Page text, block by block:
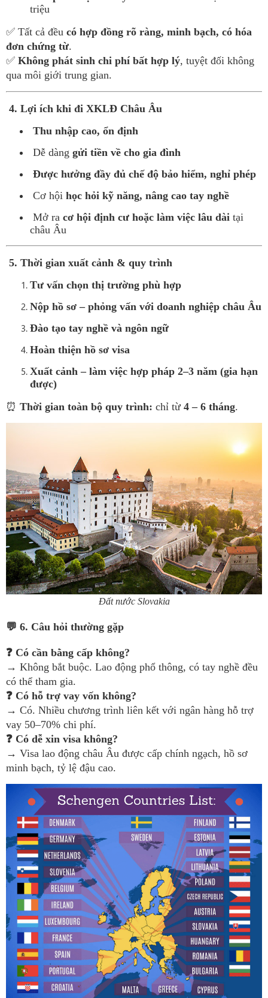
triệu
✅ Tất cả đều có hợp đồng rõ ràng, minh bạch, có hóa
đơn chứng từ.
✅ Không phát sinh chi phí bất hợp lý, tuyệt đối không
qua môi giới trung gian.
4. Lợi ích khi đi XKLĐ Châu Âu
Thu nhập cao, ổn định
Dễ dàng gửi tiền về cho gia đình
Được hưởng đầy đủ chế độ bảo hiểm, nghỉ phép
Cơ hội học hỏi kỹ năng, nâng cao tay nghề
Mở ra cơ hội định cư hoặc làm việc lâu dài tại
châu Âu
5. Thời gian xuất cảnh & quy trình
Tư vấn chọn thị trường phù hợp
Nộp hồ sơ – phỏng vấn với doanh nghiệp châu Âu
Đào tạo tay nghề và ngôn ngữ
Hoàn thiện hồ sơ visa
Xuất cảnh – làm việc hợp pháp 2–3 năm (gia hạn
được)
⏰ Thời gian toàn bộ quy trình: chỉ từ 4 – 6 tháng.
Đất nước Slovakia
💬 6. Câu hỏi thường gặp
❓ Có cần bằng cấp không?
→ Không bắt buộc. Lao động phổ thông, có tay nghề đều
có thể tham gia.
❓ Có hỗ trợ vay vốn không?
→ Có. Nhiều chương trình liên kết với ngân hàng hỗ trợ
vay 50–70% chi phí.
❓ Có dễ xin visa không?
→ Visa lao động châu Âu được cấp chính ngạch, hồ sơ
minh bạch, tỷ lệ đậu cao.